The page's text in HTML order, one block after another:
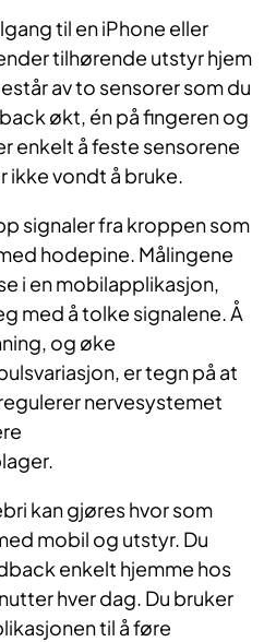
til en iPhone eller
tilhørende utstyr hjem
av to sensorer som du
økt, én på fingeren og
enkelt å feste sensorene
ikke vondt å bruke.
signaler fra kroppen som
hodepine. Målingene
i en mobilapplikasjon,
med å tolke signalene. Å
og øke
er tegn på at
nervesystemet
kan gjøres hvor som
mobil og utstyr. Du
enkelt hjemme hos
hver dag. Du bruker
til å føre